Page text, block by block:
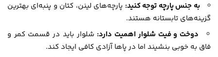
به جنس پارچه توجه کنید: پارچه‌های لینن، کتان و پنبه‌ای بهترین
گزینه‌های تابستانه هستند.
دوخت و فیت شلوار اهمیت دارد: شلوار باید در قسمت کمر و
فاق به خوبی بنشیند اما در پاها آزادی کافی ایجاد کند.